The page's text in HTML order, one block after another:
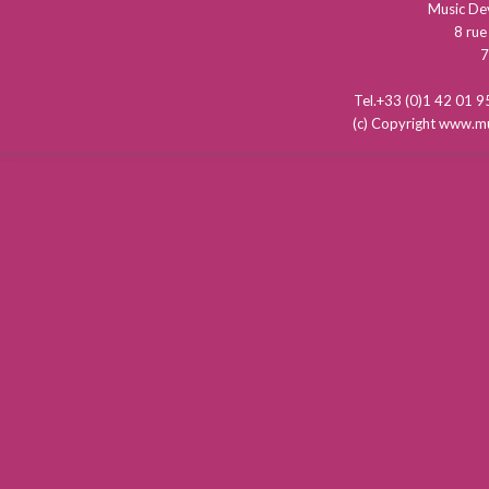
Music
8
Tel.+33 (0)1 42 01
(c) Copyright